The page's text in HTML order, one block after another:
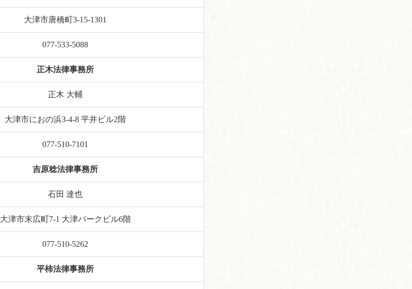
大津市唐橋町3-15-1301
077-533-5088
正木法律事務所
正木 大輔
大津市におの浜3-4-8 平井ビル2階
077-510-7101
吉原稔法律事務所
石田 達也
大津市末広町7-1 大津パークビル6階
077-510-5262
平柿法律事務所